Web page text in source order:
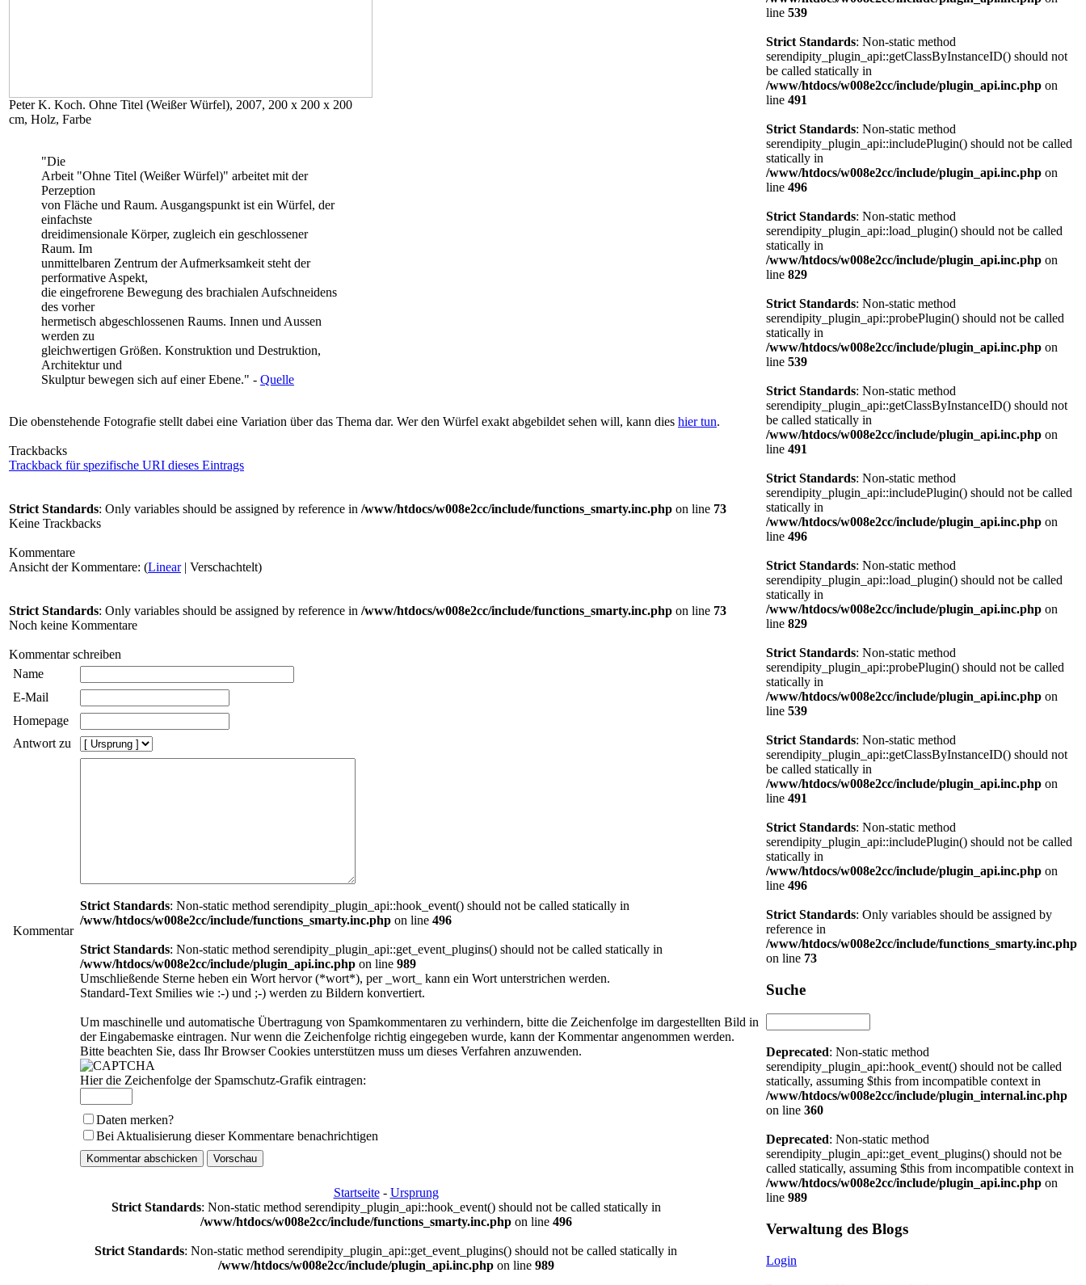
Peter K. Koch. Ohne Titel (Weißer Würfel), 2007, 200 x 200 x 200
cm, Holz, Farbe
"Die
Arbeit "Ohne Titel (Weißer Würfel)" arbeitet mit der
Perzeption
von Fläche und Raum. Ausgangspunkt ist ein Würfel, der
einfachste
dreidimensionale Körper, zugleich ein geschlossener
Raum. Im
unmittelbaren Zentrum der Aufmerksamkeit steht der
performative Aspekt,
die eingefrorene Bewegung des brachialen Aufschneidens
des vorher
hermetisch abgeschlossenen Raums. Innen und Aussen
werden zu
gleichwertigen Größen. Konstruktion und Destruktion,
Architektur und
Skulptur bewegen sich auf einer Ebene." - Quelle
Die obenstehende Fotografie stellt dabei eine Variation über das Thema dar. Wer den Würfel exakt abgebildet sehen will, kann dies hier tun.
Trackbacks
Trackback für spezifische URI dieses Eintrags
Strict Standards: Only variables should be assigned by reference in /www/htdocs/w008e2cc/include/functions_smarty.inc.php on line 73
Keine Trackbacks
Kommentare
Ansicht der Kommentare: (Linear| Verschachtelt)
Strict Standards: Only variables should be assigned by reference in /www/htdocs/w008e2cc/include/functions_smarty.inc.php on line 73
Noch keine Kommentare
Kommentar schreiben
Name
E-Mail
Homepage
Antwort zu
Kommentar
Strict Standards: Non-static method serendipity_plugin_api::hook_event() should not be called statically in
/www/htdocs/w008e2cc/include/functions_smarty.inc.php on line 496
Strict Standards: Non-static method serendipity_plugin_api::get_event_plugins() should not be called statically in
/www/htdocs/w008e2cc/include/plugin_api.inc.php on line 989
Umschließende Sterne heben ein Wort hervor (*wort*), per _wort_ kann ein Wort unterstrichen werden.
Standard-Text Smilies wie :-) und ;-) werden zu Bildern konvertiert.
Um maschinelle und automatische Übertragung von Spamkommentaren zu verhindern, bitte die Zeichenfolge im dargestellten Bild in
der Eingabemaske eintragen. Nur wenn die Zeichenfolge richtig eingegeben wurde, kann der Kommentar angenommen werden.
Bitte beachten Sie, dass Ihr Browser Cookies unterstützen muss um dieses Verfahren anzuwenden.
Hier die Zeichenfolge der Spamschutz-Grafik eintragen:
Daten merken?
Bei Aktualisierung dieser Kommentare benachrichtigen
Startseite- Ursprung
Strict Standards: Non-static method serendipity_plugin_api::hook_event() should not be called statically in
/www/htdocs/w008e2cc/include/functions_smarty.inc.phpon line 496
Strict Standards: Non-static method serendipity_plugin_api::get_event_plugins() should not be called statically in
/www/htdocs/w008e2cc/include/plugin_api.inc.phpon line 989
line 539
Strict Standards: Non-static method
serendipity_plugin_api::getClassByInstanceID() should not
be called statically in
/www/htdocs/w008e2cc/include/plugin_api.inc.php on
line 491
Strict Standards: Non-static method
serendipity_plugin_api::includePlugin() should not be called
statically in
/www/htdocs/w008e2cc/include/plugin_api.inc.php on
line 496
Strict Standards: Non-static method
serendipity_plugin_api::load_plugin() should not be called
statically in
/www/htdocs/w008e2cc/include/plugin_api.inc.php on
line 829
Strict Standards: Non-static method
serendipity_plugin_api::probePlugin() should not be called
statically in
/www/htdocs/w008e2cc/include/plugin_api.inc.php on
line 539
Strict Standards: Non-static method
serendipity_plugin_api::getClassByInstanceID() should not
be called statically in
/www/htdocs/w008e2cc/include/plugin_api.inc.php on
line 491
Strict Standards: Non-static method
serendipity_plugin_api::includePlugin() should not be called
statically in
/www/htdocs/w008e2cc/include/plugin_api.inc.php on
line 496
Strict Standards: Non-static method
serendipity_plugin_api::load_plugin() should not be called
statically in
/www/htdocs/w008e2cc/include/plugin_api.inc.php on
line 829
Strict Standards: Non-static method
serendipity_plugin_api::probePlugin() should not be called
statically in
/www/htdocs/w008e2cc/include/plugin_api.inc.php on
line 539
Strict Standards: Non-static method
serendipity_plugin_api::getClassByInstanceID() should not
be called statically in
/www/htdocs/w008e2cc/include/plugin_api.inc.php on
line 491
Strict Standards: Non-static method
serendipity_plugin_api::includePlugin() should not be called
statically in
/www/htdocs/w008e2cc/include/plugin_api.inc.php on
line 496
Strict Standards: Only variables should be assigned by
reference in
/www/htdocs/w008e2cc/include/functions_smarty.inc.php
on line 73
Suche
Deprecated: Non-static method
serendipity_plugin_api::hook_event() should not be called
statically, assuming $this from incompatible context in
/www/htdocs/w008e2cc/include/plugin_internal.inc.php
on line 360
Deprecated: Non-static method
serendipity_plugin_api::get_event_plugins() should not be
called statically, assuming $this from incompatible context in
/www/htdocs/w008e2cc/include/plugin_api.inc.php on
line 989
Verwaltung des Blogs
Login